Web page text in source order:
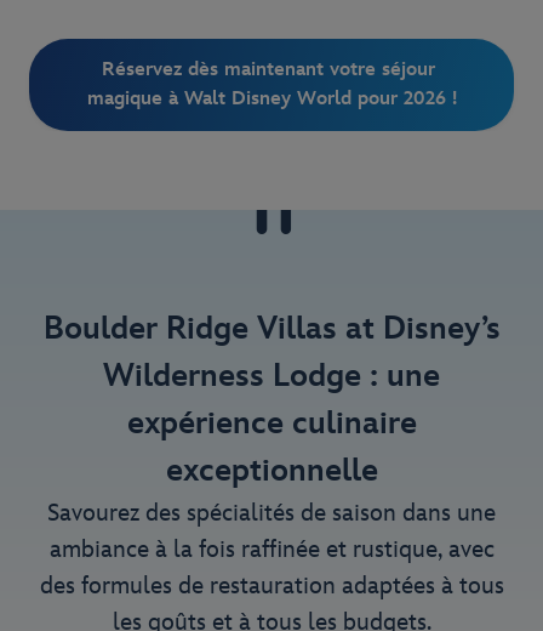
Réservez dès maintenant votre séjour
magique à Walt Disney World pour 2026 !
Boulder Ridge Villas at Disney’s
Wilderness Lodge : une
expérience culinaire
exceptionnelle
Savourez des spécialités de saison dans une
ambiance à la fois raffinée et rustique, avec
des formules de restauration adaptées à tous
les goûts et à tous les budgets.